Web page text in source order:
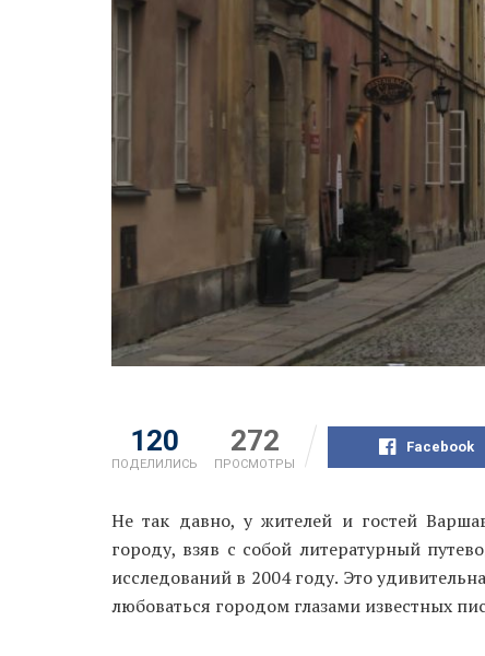
120
ПОДЕЛИЛИСЬ
272
ПРОСМОТРЫ
Facebook
Не так давно, у жителей и гостей
городу, взяв с собой литературный
исследований в 2004 году. Это
любоваться городом глазами известных